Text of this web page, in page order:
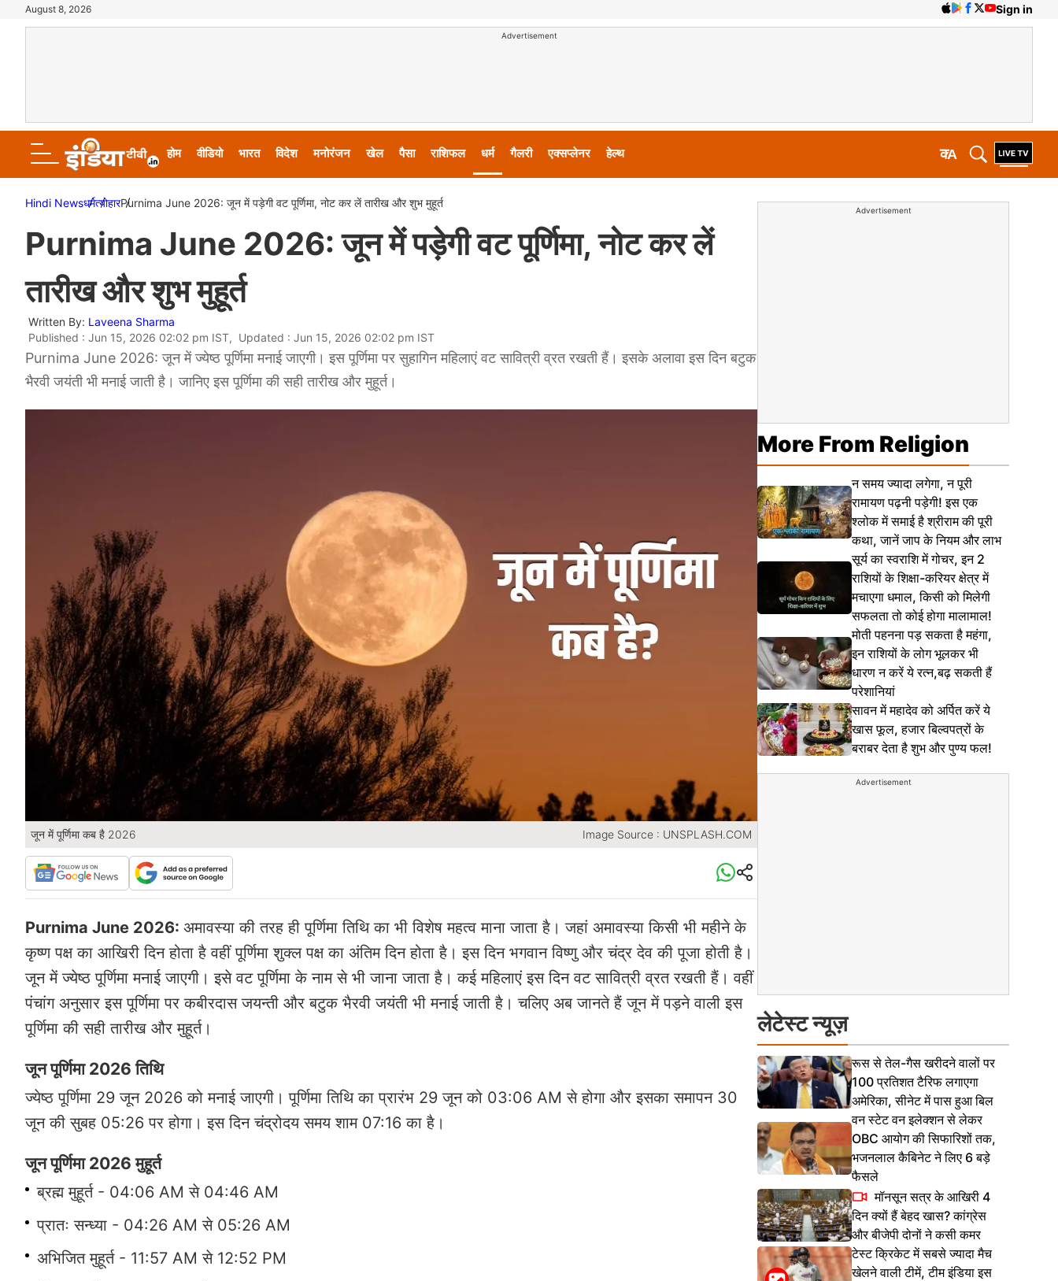
August 8, 2026 Sign in
Advertisement
होम वीडियो भारत विदेश मनोरंजन खेल पैसा राशिफल धर्म गैलरी एक्सप्लेनर हेल्थ A
क
Hindi Newsधर्मत्योहारPurnima June 2026: जून में पड़ेगी वट पूर्णिमा, नोट कर लें तारीख और शुभ मुहूर्त
Purnima June 2026: जून में पड़ेगी वट पूर्णिमा, नोट कर लें
तारीख और शुभ मुहूर्त
Written By: Laveena Sharma
Published : Jun 15, 2026 02:02 pm IST, Updated : Jun 15, 2026 02:02 pm IST
Purnima June 2026: जून में ज्येष्ठ पूर्णिमा मनाई जाएगी। इस पूर्णिमा पर सुहागिन महिलाएं वट सावित्री व्रत रखती हैं। इसके अलावा इस दिन बटुक
भैरवी जयंती भी मनाई जाती है। जानिए इस पूर्णिमा की सही तारीख और मुहूर्त।
जून में पूर्णिमा कब है 2026 Image Source : UNSPLASH.COM
Purnima June 2026: अमावस्या की तरह ही पूर्णिमा तिथि का भी विशेष महत्व माना जाता है। जहां अमावस्या किसी भी महीने के
कृष्ण पक्ष का आखिरी दिन होता है वहीं पूर्णिमा शुक्ल पक्ष का अंतिम दिन होता है। इस दिन भगवान विष्णु और चंद्र देव की पूजा होती है।
जून में ज्येष्ठ पूर्णिमा मनाई जाएगी। इसे वट पूर्णिमा के नाम से भी जाना जाता है। कई महिलाएं इस दिन वट सावित्री व्रत रखती हैं। वहीं
पंचांग अनुसार इस पूर्णिमा पर कबीरदास जयन्ती और बटुक भैरवी जयंती भी मनाई जाती है। चलिए अब जानते हैं जून में पड़ने वाली इस
पूर्णिमा की सही तारीख और मुहूर्त।
जून पूर्णिमा 2026 तिथि
ज्येष्ठ पूर्णिमा 29 जून 2026 को मनाई जाएगी। पूर्णिमा तिथि का प्रारंभ 29 जून को 03:06 AM से होगा और इसका समापन 30
जून की सुबह 05:26 पर होगा। इस दिन चंद्रोदय समय शाम 07:16 का है।
जून पूर्णिमा 2026 मुहूर्त
ब्रह्म मुहूर्त - 04:06 AM से 04:46 AM
प्रातः सन्ध्या - 04:26 AM से 05:26 AM
अभिजित मुहूर्त - 11:57 AM से 12:52 PM
Advertisement
More From Religion
न समय ज्यादा लगेगा, न पूरी
रामायण पढ़नी पड़ेगी! इस एक
श्लोक में समाई है श्रीराम की पूरी
कथा, जानें जाप के नियम और लाभ
सूर्य का स्वराशि में गोचर, इन 2
राशियों के शिक्षा-करियर क्षेत्र में
मचाएगा धमाल, किसी को मिलेगी
सफलता तो कोई होगा मालामाल!
मोती पहनना पड़ सकता है महंगा,
इन राशियों के लोग भूलकर भी
धारण न करें ये रत्न,बढ़ सकती हैं
परेशानियां
सावन में महादेव को अर्पित करें ये
खास फूल, हजार बिल्वपत्रों के
बराबर देता है शुभ और पुण्य फल!
Advertisement
लेटेस्ट न्यूज़
रूस से तेल-गैस खरीदने वालों पर
100 प्रतिशत टैरिफ लगाएगा
अमेरिका, सीनेट में पास हुआ बिल
वन स्टेट वन इलेक्शन से लेकर
OBC आयोग की सिफारिशों तक,
भजनलाल कैबिनेट ने लिए 6 बड़े
फैसले
मॉनसून सत्र के आखिरी 4
दिन क्यों हैं बेहद खास? कांग्रेस
और बीजेपी दोनों ने कसी कमर
टेस्ट क्रिकेट में सबसे ज्यादा मैच
खेलने वाली टीमें, टीम इंडिया इस